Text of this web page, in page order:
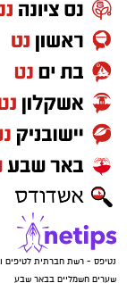
נטיפס - רשת חברתית לטיפים
שערים חשמליים בבאר שבע